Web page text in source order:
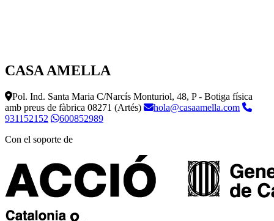
CASA AMELLA
Pol. Ind. Santa Maria C/Narcís Monturiol, 48, P - Botiga física
amb preus de fàbrica 08271 (Artés)
hola@casaamella.com
931152152
600852989
Con el soporte de